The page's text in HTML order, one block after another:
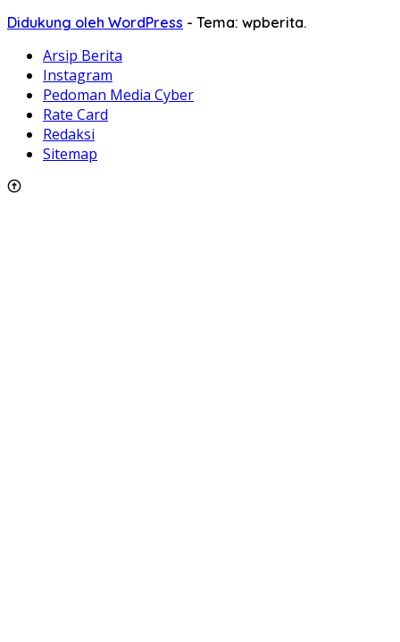
Didukung oleh WordPress - Tema: wpberita.
Arsip Berita
Instagram
Pedoman Media Cyber
Rate Card
Redaksi
Sitemap